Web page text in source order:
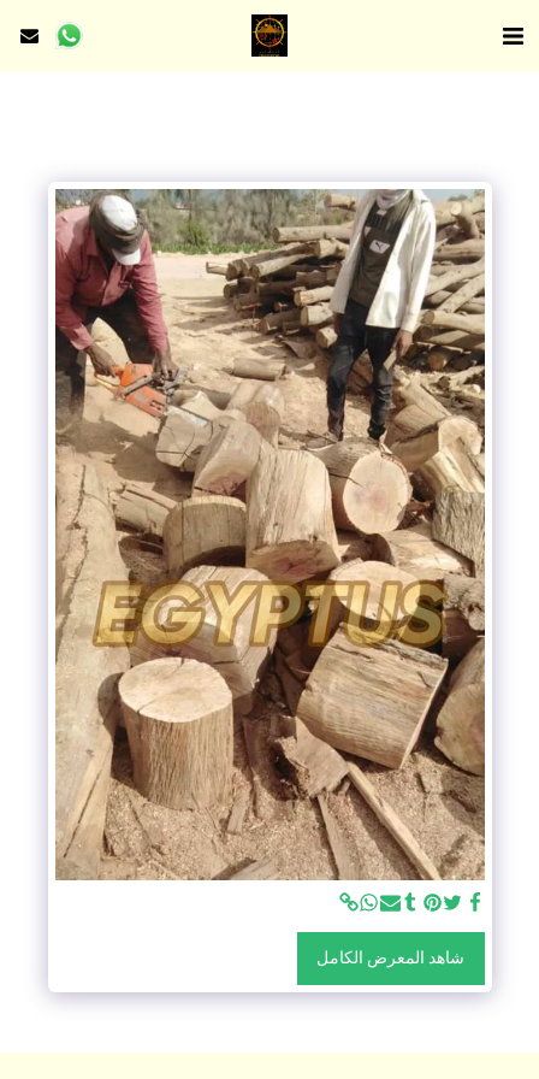
شاهد المعرض الكامل